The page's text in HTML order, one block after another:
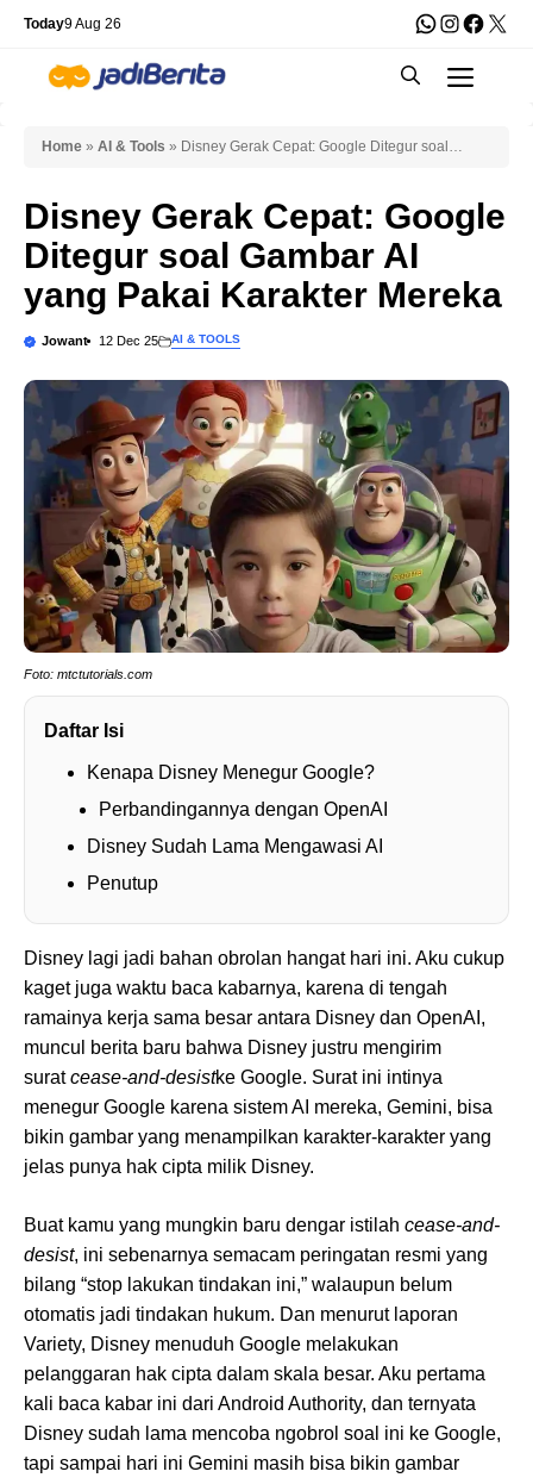
Skip
content
Today9 Aug 26 WhatsApp
X
Home » AI & Tools » Disney Gerak Cepat: Google Ditegur soal
Disney Gerak Cepat: Google
Ditegur soal Gambar AI
yang Pakai Karakter Mereka
Jowant 12 Dec 25 AI & TOOLS
Foto: mtctutorials.com
Daftar Isi
Kenapa Disney Menegur Google?
Perbandingannya dengan OpenAI
Disney Sudah Lama Mengawasi AI
Penutup
Disney lagi jadi bahan obrolan hangat hari ini. Aku cukup
kaget juga waktu baca kabarnya, karena di tengah
ramainya kerja sama besar antara Disney dan OpenAI,
muncul berita baru bahwa Disney justru mengirim
suratcease-and-desistke Google. Surat ini intinya
menegur Google karena sistem AI mereka, Gemini, bisa
bikin gambar yang menampilkan karakter-karakter yang
jelas punya hak cipta milik Disney.
Buat kamu yang mungkin baru dengar istilah cease-and-
desist, ini sebenarnya semacam peringatan resmi yang
bilang “stop lakukan tindakan ini,” walaupun belum
otomatis jadi tindakan hukum. Dan menurut laporan
Variety, Disney menuduh Google melakukan
pelanggaran hak cipta dalam skala besar. Aku pertama
kali baca kabar ini dari Android Authority, dan ternyata
Disney sudah lama mencoba ngobrol soal ini ke Google,
tapi sampai hari ini Gemini masih bisa bikin gambar